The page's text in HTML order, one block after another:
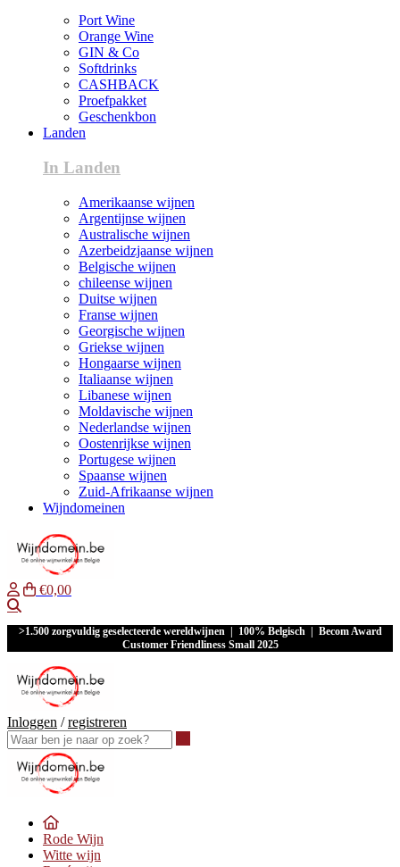
Port Wine
Orange Wine
GIN & Co
Softdrinks
CASHBACK
Proefpakket
Geschenkbon
Landen
In Landen
Amerikaanse wijnen
Argentijnse wijnen
Australische wijnen
Azerbeidzjaanse wijnen
Belgische wijnen
chileense wijnen
Duitse wijnen
Franse wijnen
Georgische wijnen
Griekse wijnen
Hongaarse wijnen
Italiaanse wijnen
Libanese wijnen
Moldavische wijnen
Nederlandse wijnen
Oostenrijkse wijnen
Portugese wijnen
Spaanse wijnen
Zuid-Afrikaanse wijnen
Wijndomeinen
€0,00
>1.500 zorgvuldig geselecteerde wereldwijnen | 100% Belgisch | Becom Award
Customer Friendliness Small 2025
Inloggen /registreren
Rode Wijn
Witte wijn